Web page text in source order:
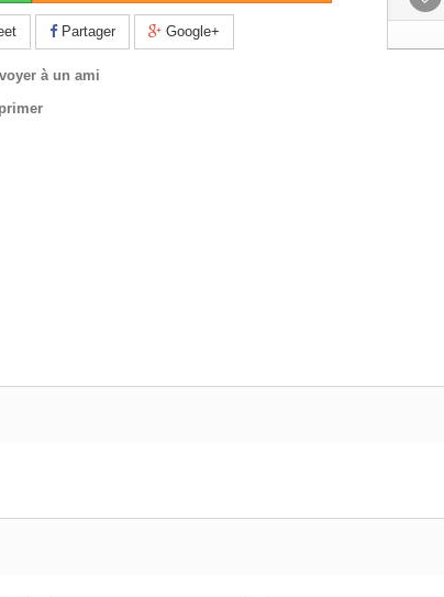
Partager Google+
à un ami